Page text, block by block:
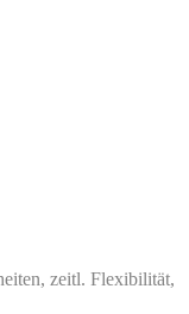
zeitl. Flexibilität,